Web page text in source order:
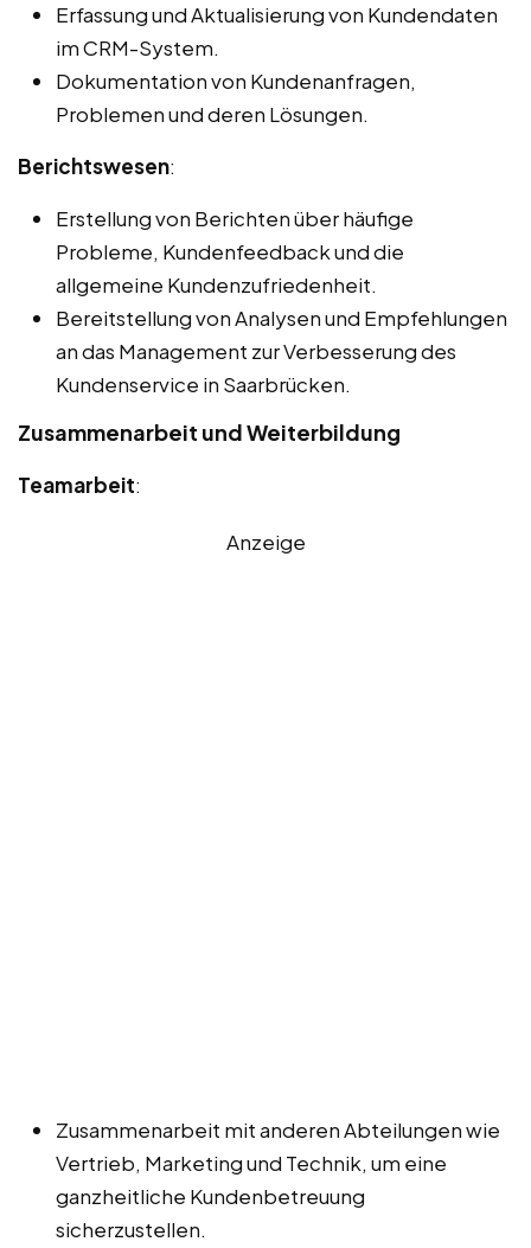
Erfassung und Aktualisierung von Kundendaten
im CRM-System.
Dokumentation von Kundenanfragen,
Problemen und deren Lösungen.
Berichtswesen:
Erstellung von Berichten über häufige
Probleme, Kundenfeedback und die
allgemeine Kundenzufriedenheit.
Bereitstellung von Analysen und Empfehlungen
an das Management zur Verbesserung des
Kundenservice in Saarbrücken.
Zusammenarbeit und Weiterbildung
Teamarbeit:
Anzeige
Zusammenarbeit mit anderen Abteilungen wie
Vertrieb, Marketing und Technik, um eine
ganzheitliche Kundenbetreuung
sicherzustellen.